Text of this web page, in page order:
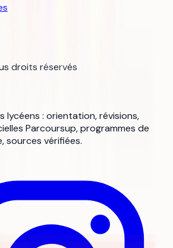
droits réservés
lycéens : orientation, révisions,
Parcoursup, programmes de
sources vérifiées.